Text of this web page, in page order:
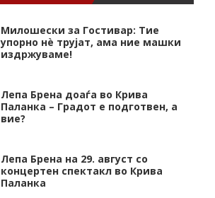
Милошески за Гостивар: Тие
упорно нѐ трујат, ама ние машки
издржуваме!
Лепа Брена доаѓа во Крива
Паланка – Градот е подготвен, а
вие?
Лепа Брена на 29. август со
концертен спектакл во Крива
Паланка